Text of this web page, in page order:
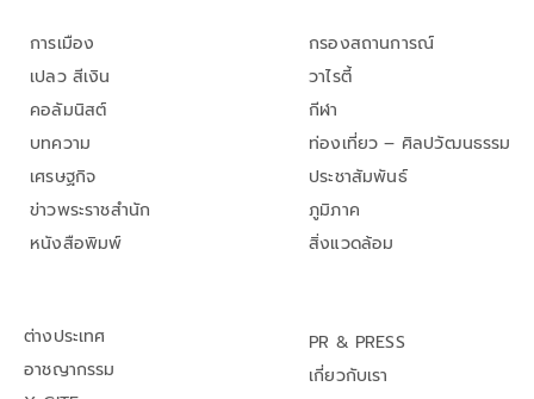
การเมือง
เปลว สีเงิน
คอลัมนิสต์
บทความ
เศรษฐกิจ
ข่าวพระราชสำนัก
หนังสือพิมพ์
กรองสถานการณ์
วาไรตี้
กีฬา
ท่องเที่ยว – ศิลปวัฒนธรรม
ประชาสัมพันธ์
ภูมิภาค
สิ่งแวดล้อม
ต่างประเทศ
อาชญากรรม
PR & PRESS
เกี่ยวกับเรา